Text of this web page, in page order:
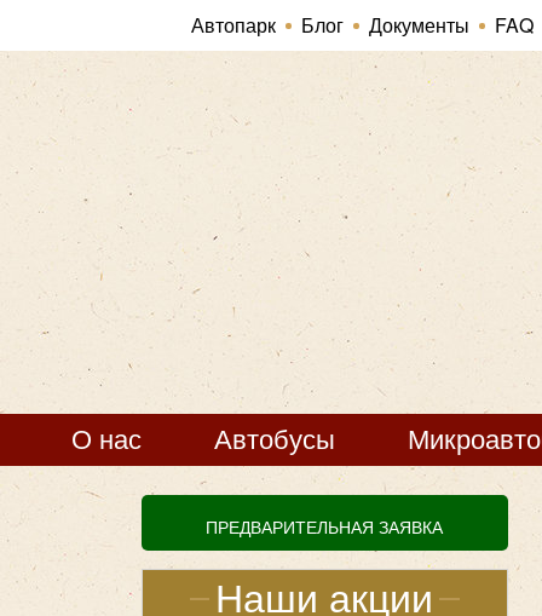
Автопарк Блог Документы FAQ
О нас Автобусы
ПРЕДВАРИТЕЛЬНАЯ ЗАЯВКА
Наши акции